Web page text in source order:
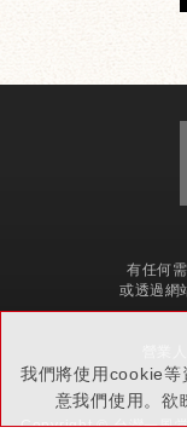
我們將使用cookie等
意我們使用。欲
有任何
或透過網
營業
Copyright © 台灣一風